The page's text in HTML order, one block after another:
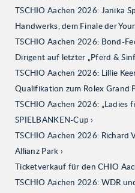
TSCHIO Aachen 2026: Janika
Handwerks, dem Finale der
TSCHIO Aachen 2026: Bond-
Dirigent auf letzter „Pferd &
TSCHIO Aachen 2026: Lillie
Qualifikation zum Rolex Grand
TSCHIO Aachen 2026: „Ladies
SPIELBANKEN-Cup
TSCHIO Aachen 2026: Richard
Allianz Park
Ticketverkauf für den CHIO
TSCHIO Aachen 2026: WDR